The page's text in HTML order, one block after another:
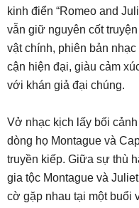
kinh điển “Romeo and
vẫn giữ nguyên cốt
vật chính, phiên bản
cận hiện đại, giàu cảm
với khán giả đại chúng.
Vở nhạc kịch lấy bối
dòng họ Montague và
truyền kiếp. Giữa sự thù
gia tộc Montague và
cờ gặp nhau tại một buổi